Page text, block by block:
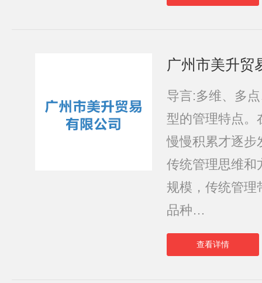
广州市美升贸
导言:多维、多
型的管理特点。
慢慢积累才逐步
传统管理思维和
规模，传统管理
品种…
查看详情